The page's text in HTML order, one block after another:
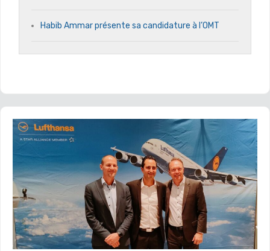
Habib Ammar présente sa candidature à l’OMT